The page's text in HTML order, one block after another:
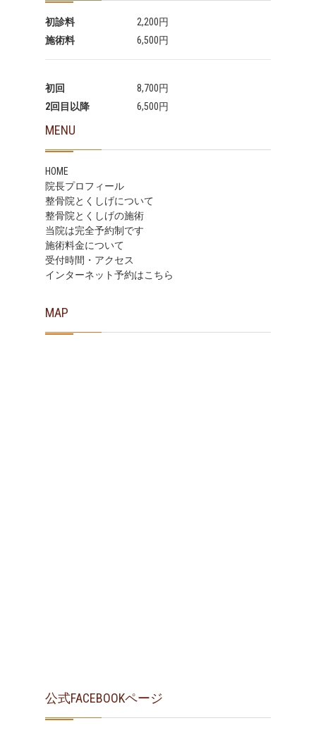
初診料
2,200円
施術料
6,500円
初回
8,700円
2回目以降
6,500円
MENU
HOME
院長プロフィール
整骨院とくしげについて
整骨院とくしげの施術
当院は完全予約制です
施術料金について
受付時間・アクセス
インターネット予約はこちら
MAP
公式FACEBOOKページ